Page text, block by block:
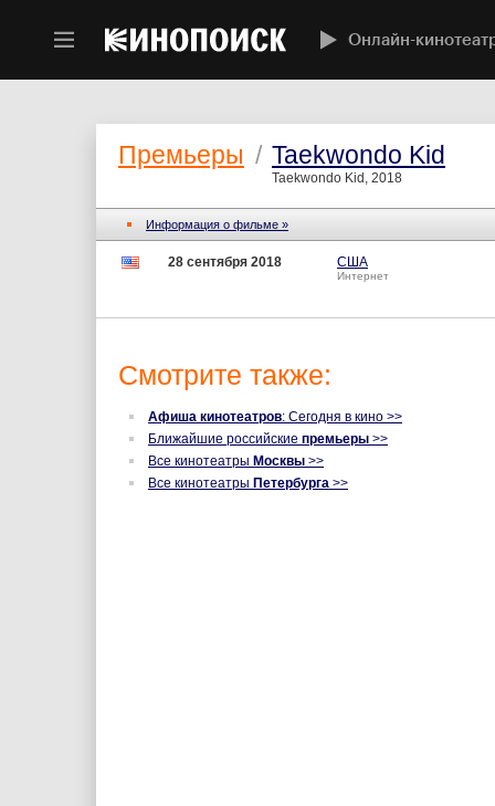
Онлайн-
Премьеры / Taekwondo Kid
Taekwondo Kid, 2018
Информация о фильме »
28 сентября 2018 США
Интернет
Смотрите также:
Афиша кинотеатров: Сегодня в кино >>
Ближайшие российские премьеры >>
Все кинотеатры Москвы >>
Все кинотеатры Петербурга >>